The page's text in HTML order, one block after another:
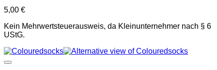
5,00 €
Kein Mehrwertsteuerausweis, da Kleinunternehmer nach § 6
UStG.